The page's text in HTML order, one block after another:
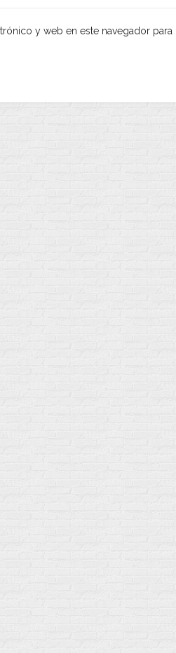
y web en este navegador